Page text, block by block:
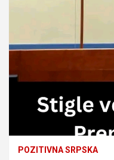
POZITIVNA SRPSKA